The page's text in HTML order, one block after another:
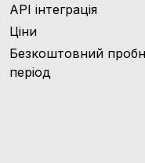
API інтеграція
Ціни
Безкоштовний
період